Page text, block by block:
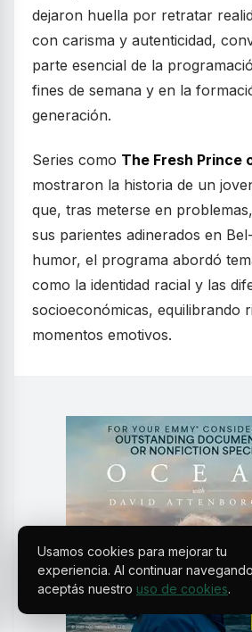
dejaron huella por retratar
con carisma y autenticidad,
parte esencial de la
fines de semana y en la
generación.
Series como The Fresh Prince
mostraron la historia de un
que, tras meterse en
sus parientes adinerados en
humor, el programa abordó
como la identidad racial y las
socioeconómicas, equilibrando
momentos emotivos.
Usamos cookies para mejorar tu
experiencia. Al continuar navegando,
aceptás nuestro uso de cookies.